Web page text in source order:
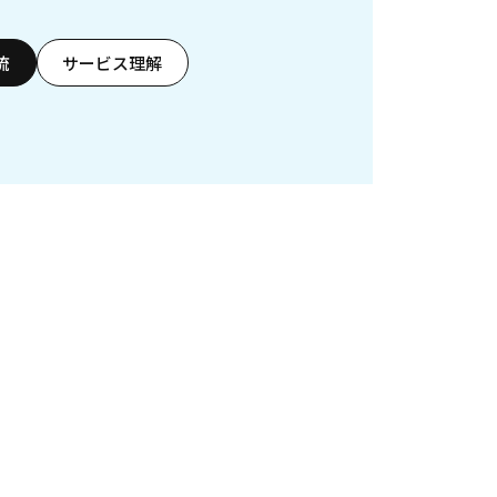
サービス理解